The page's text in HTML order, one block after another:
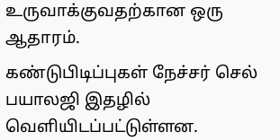
உருவாக்குவதற்கான ஒரு
ஆதாரம்.
கண்டுபிடிப்புகள் நேச்சர் செல்
பயாலஜி இதழில்
வெளியிடப்பட்டுள்ளன.